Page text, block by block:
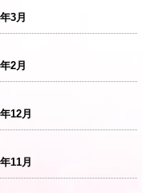
3月
2月
12月
11月